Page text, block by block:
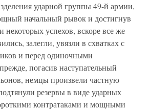
ударной группы 49-й армии,
начальный рывок и достигнув
некоторых успехов, вскоре все же
залегли, увязли в схватках с
и перед одиночными
погасив наступательный
немцы произвели частную
резервы в виде ударных
контратаками и мощными